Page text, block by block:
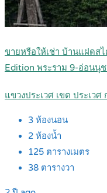
ขายหรือให้เช่า บ้านแฝดส
Edition พระราม 9-อ่อนนุ
แขวงประเวศ เขต ประเวศ
3 ห้องนอน
2 ห้องน้ำ
125 ตารางเมตร
38 ตารางวา